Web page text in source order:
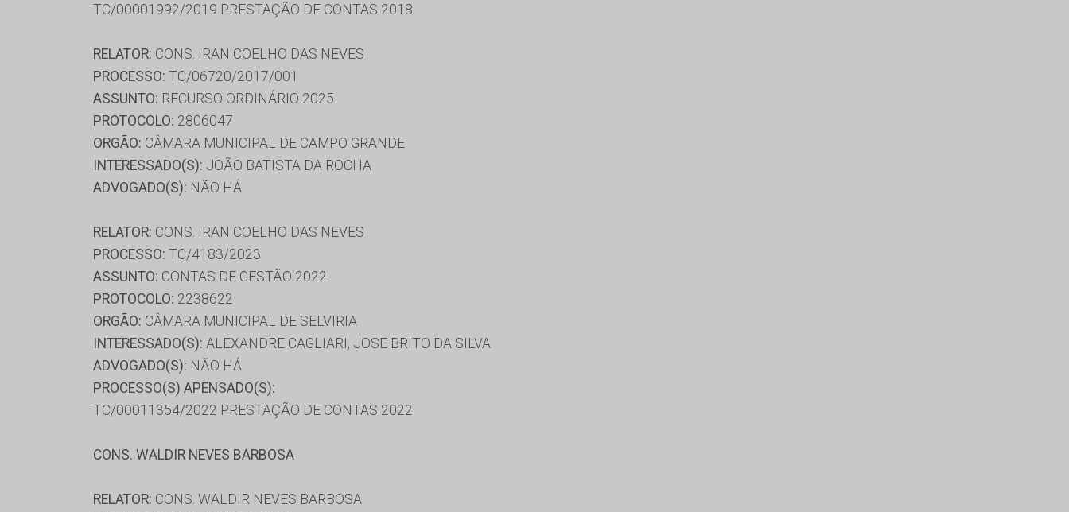
TC/00001992/2019 PRESTAÇÃO DE CONTAS 2018
RELATOR: CONS. IRAN COELHO DAS NEVES
PROCESSO: TC/06720/2017/001
ASSUNTO: RECURSO ORDINÁRIO 2025
PROTOCOLO: 2806047
ORGÃO: CÂMARA MUNICIPAL DE CAMPO GRANDE
INTERESSADO(S): JOÃO BATISTA DA ROCHA
ADVOGADO(S): NÃO HÁ
RELATOR: CONS. IRAN COELHO DAS NEVES
PROCESSO: TC/4183/2023
ASSUNTO: CONTAS DE GESTÃO 2022
PROTOCOLO: 2238622
ORGÃO: CÂMARA MUNICIPAL DE SELVIRIA
INTERESSADO(S): ALEXANDRE CAGLIARI, JOSE BRITO DA SILVA
ADVOGADO(S): NÃO HÁ
PROCESSO(S) APENSADO(S):
TC/00011354/2022 PRESTAÇÃO DE CONTAS 2022
CONS. WALDIR NEVES BARBOSA
RELATOR: CONS. WALDIR NEVES BARBOSA